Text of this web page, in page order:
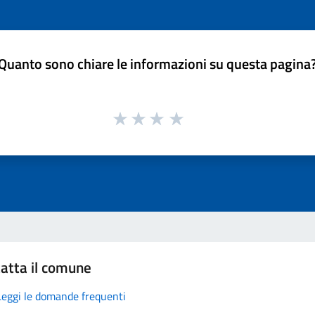
sono chiare le informazioni su questa
il comune
le domande frequenti